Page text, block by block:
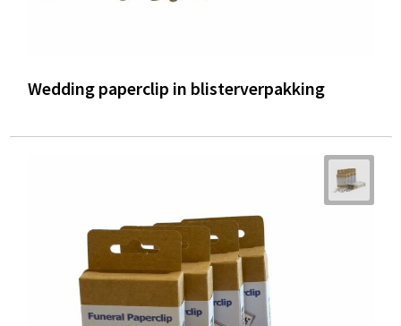
Wedding paperclip in blisterverpakking